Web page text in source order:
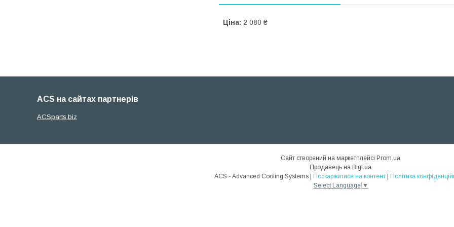
Ціна: 2 080 ₴
ACS на сайтах партнерів
ACSparts.biz
Сайт створений на маркетплейсі Prom.ua
Продавець на Bigl.ua
ACS - Advanced Cooling Systems | Поскаржитися на контент | Політика
Select Language ▼